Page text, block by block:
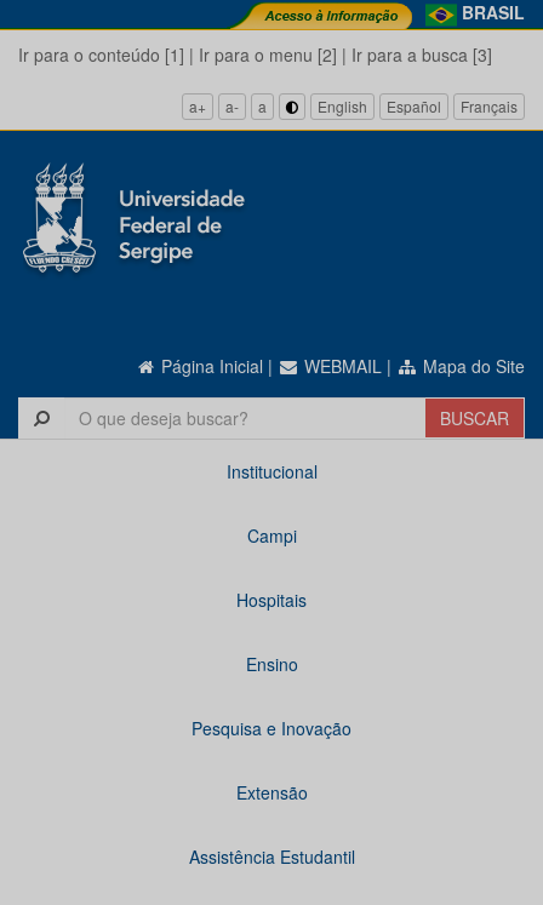
BRASIL
Ir para o conteúdo [1] | Ir para o menu [2] | Ir para a busca [3]
a+ a- a English Español Français
Página Inicial | WEBMAIL | Mapa do Site
Institucional
Campi
Hospitais
Ensino
Pesquisa e Inovação
Extensão
Assistência Estudantil